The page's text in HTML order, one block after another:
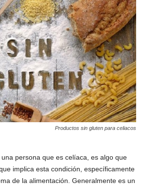
Productos sin gluten para celiacos
persona que es celíaca, es algo que
implica esta condición, específicamente
de la alimentación. Generalmente es un